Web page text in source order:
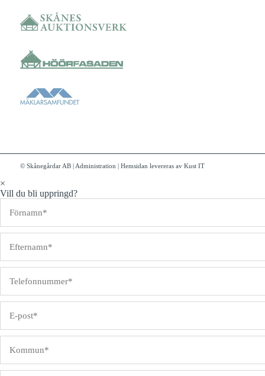
© Skånegårdar AB | Administration | Hemsidan levereras av Kust IT
×
Vill du bli uppringd?